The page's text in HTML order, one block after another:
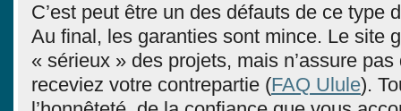
C’est peut être un des défauts de ce type
Au final, les garanties sont mince. Le site
« sérieux » des projets, mais n’assure pas
receviez votre contrepartie (FAQ Ulule).